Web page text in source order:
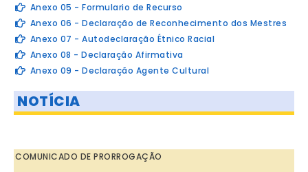
Anexo 05 - Formulario de Recurso
Anexo 06 - Declaração de Reconhecimento dos Mestres
Anexo 07 - Autodeclaração Étnico Racial
Anexo 08 - Declaração Afirmativa
Anexo 09 - Declaração Agente Cultural
NOTÍCIA
COMUNICADO DE PRORROGAÇÃO